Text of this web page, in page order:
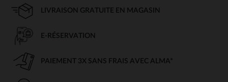
LIVRAISON GRATUITE EN MAGASIN
E-RÉSERVATION
PAIEMENT 3X SANS FRAIS AVEC ALMA*